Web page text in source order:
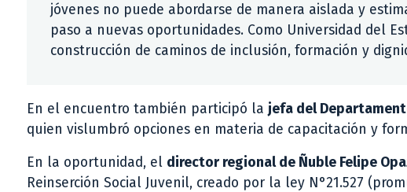
jóvenes no puede abordarse de manera aislada y
paso a nuevas oportunidades. Como Universidad del
construcción de caminos de inclusión, formación y
En el encuentro también participó la jefa del
quien vislumbró opciones en materia de capacitación y
En la oportunidad, el director regional de Ñuble Felipe
Reinserción Social Juvenil, creado por la ley N°21.527